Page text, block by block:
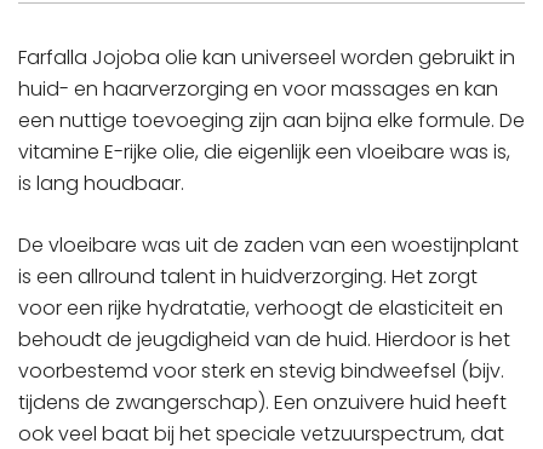
Farfalla Jojoba olie kan universeel worden gebruikt in
huid- en haarverzorging en voor massages en kan
een nuttige toevoeging zijn aan bijna elke formule. De
vitamine E-rijke olie, die eigenlijk een vloeibare was is,
is lang houdbaar.
De vloeibare was uit de zaden van een woestijnplant
is een allround talent in huidverzorging. Het zorgt
voor een rijke hydratatie, verhoogt de elasticiteit en
behoudt de jeugdigheid van de huid. Hierdoor is het
voorbestemd voor sterk en stevig bindweefsel (bijv.
tijdens de zwangerschap). Een onzuivere huid heeft
ook veel baat bij het speciale vetzuurspectrum, dat